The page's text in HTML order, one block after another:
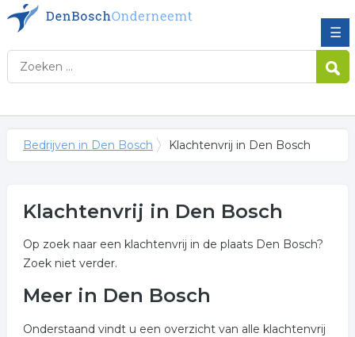
☰
Bedrijven in Den Bosch Klachtenvrij in Den Bosch
Klachtenvrij in Den Bosch
Op zoek naar een klachtenvrij in de plaats Den Bosch?
Zoek niet verder.
Meer in Den Bosch
Onderstaand vindt u een overzicht van alle klachtenvrij